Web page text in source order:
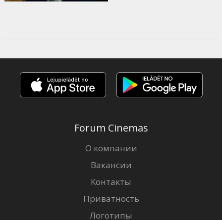
Forum Cinemas
О компании
Вакансии
Контакты
Приватность
Логотипы